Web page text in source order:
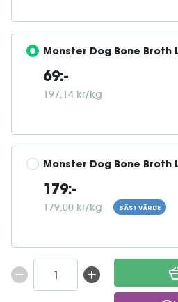
Monster Dog Bone Broth
69:-
197,14 kr/kg
Monster Dog Bone Broth
179:-
179,00 kr/kg BÄST VÄRDE